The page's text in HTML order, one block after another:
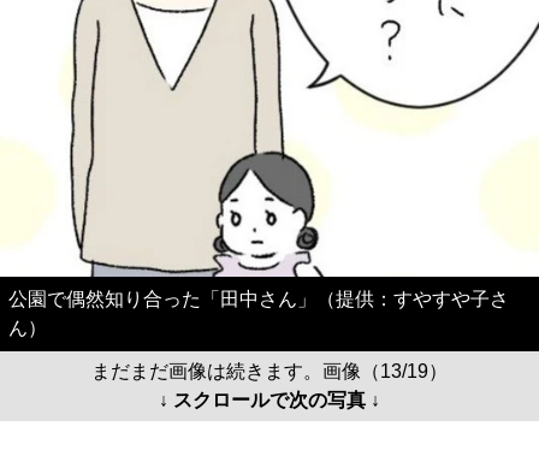
公園で偶然知り合った「田中さん」（提供：すやすや子さ
ん）
まだまだ画像は続きます。画像（13/19）
↓ スクロールで次の写真 ↓